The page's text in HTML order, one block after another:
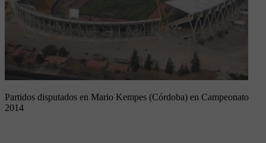
Partidos disputados en Mario Kempes (Córdoba) en Campeonato
2014